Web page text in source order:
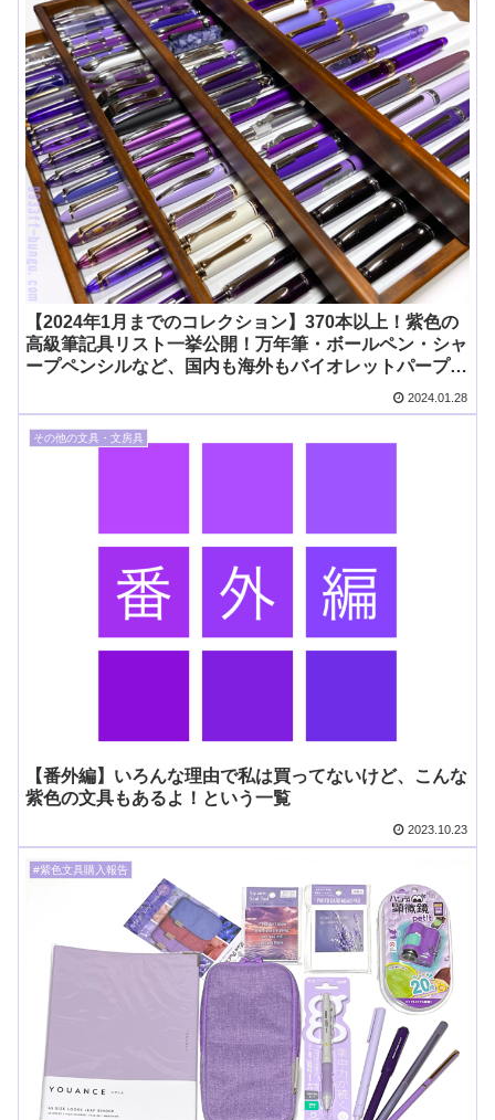
【2024年1月までのコレクション】370本以上！紫色の
高級筆記具リスト一挙公開！万年筆・ボールペン・シャ
ープペンシルなど、国内も海外もバイオレットパープル
2024.01.28
その他の文具・文房具
【番外編】いろんな理由で私は買ってないけど、こんな
紫色の文具もあるよ！という一覧
2023.10.23
#紫色文具購入報告